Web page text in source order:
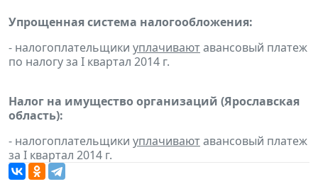
Упрощенная система налогообложения:
- налогоплательщики уплачиваютавансовый платеж
по налогу за I квартал 2014 г.
Налог на имущество организаций (Ярославская
область):
- налогоплательщики уплачиваютавансовый платеж
за I квартал 2014 г.